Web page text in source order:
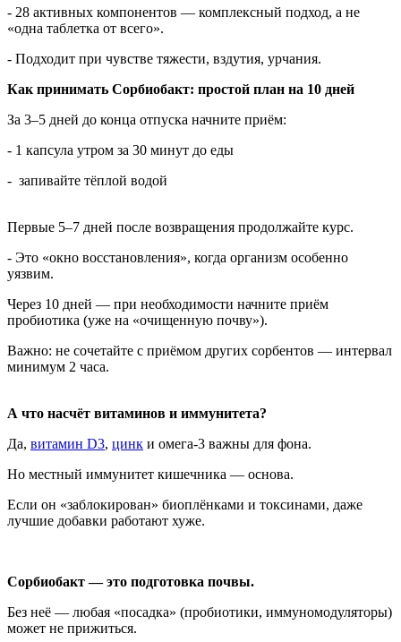
- 28 активных компонентов — комплексный подход, а не
«одна таблетка от всего».
- Подходит при чувстве тяжести, вздутия, урчания.
Как принимать Сорбиобакт: простой план на 10 дней
За 3–5 дней до конца отпуска начните приём:
- 1 капсула утром за 30 минут до еды
- запивайте тёплой водой
Первые 5–7 дней после возвращения продолжайте курс.
- Это «окно восстановления», когда организм особенно
уязвим.
Через 10 дней — при необходимости начните приём
пробиотика (уже на «очищенную почву»).
Важно: не сочетайте с приёмом других сорбентов — интервал
минимум 2 часа.
А что насчёт витаминов и иммунитета?
Да, витамин D3, цинк и омега-3 важны для фона.
Но местный иммунитет кишечника — основа.
Если он «заблокирован» биоплёнками и токсинами, даже
лучшие добавки работают хуже.
Сорбиобакт — это подготовка почвы.
Без неё — любая «посадка» (пробиотики, иммуномодуляторы)
может не прижиться.